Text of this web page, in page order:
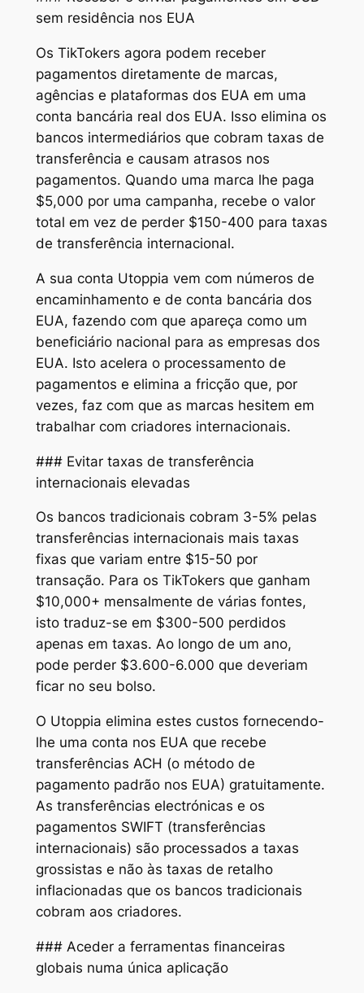
sem residência nos EUA
Os TikTokers agora podem receber
pagamentos diretamente de marcas,
agências e plataformas dos EUA em uma
conta bancária real dos EUA. Isso elimina os
bancos intermediários que cobram taxas de
transferência e causam atrasos nos
pagamentos. Quando uma marca lhe paga
$5,000 por uma campanha, recebe o valor
total em vez de perder $150-400 para taxas
de transferência internacional.
A sua conta Utoppia vem com números de
encaminhamento e de conta bancária dos
EUA, fazendo com que apareça como um
beneficiário nacional para as empresas dos
EUA. Isto acelera o processamento de
pagamentos e elimina a fricção que, por
vezes, faz com que as marcas hesitem em
trabalhar com criadores internacionais.
### Evitar taxas de transferência
internacionais elevadas
Os bancos tradicionais cobram 3-5% pelas
transferências internacionais mais taxas
fixas que variam entre $15-50 por
transação. Para os TikTokers que ganham
$10,000+ mensalmente de várias fontes,
isto traduz-se em $300-500 perdidos
apenas em taxas. Ao longo de um ano,
pode perder $3.600-6.000 que deveriam
ficar no seu bolso.
O Utoppia elimina estes custos fornecendo-
lhe uma conta nos EUA que recebe
transferências ACH (o método de
pagamento padrão nos EUA) gratuitamente.
As transferências electrónicas e os
pagamentos SWIFT (transferências
internacionais) são processados a taxas
grossistas e não às taxas de retalho
inflacionadas que os bancos tradicionais
cobram aos criadores.
### Aceder a ferramentas financeiras
globais numa única aplicação